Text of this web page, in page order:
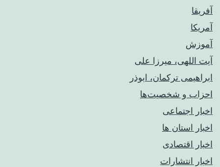
آفریقا
آمریکا
آموزش
آیت اللهی، میرزا علی
ابراهیمی ترکمان، ابوذر
احزاب و شخصیت‌ها
اخبار اجتماعی
اخبار استان ها
اخبار اقتصادی
اخبار انتشارات